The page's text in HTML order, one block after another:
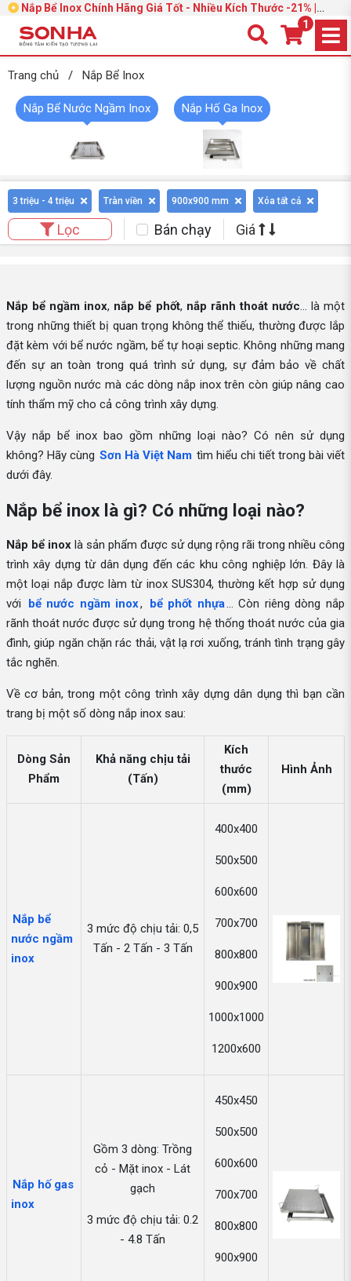
Nắp Bể Inox Chính Hãng Giá Tốt - Nhiều Kích Thước -21% |
1
Trang chủ / Nắp Bể Inox
Nắp Bể Nước Ngầm Inox Nắp Hố Ga Inox
3 triệu - 4 triệu Tràn viền 900x900 mm Xóa tất cả
Lọc Bán chạy Giá
Nắp bể ngầm inox, nắp bể phốt, nắp rãnh thoát nước… là một
trong những thiết bị quan trọng không thể thiếu, thường được lắp
đặt kèm với bể nước ngầm, bể tự hoại septic. Không những mang
đến sự an toàn trong quá trình sử dụng, sự đảm bảo về chất
lượng nguồn nước mà các dòng nắp inox trên còn giúp nâng cao
tính thẩm mỹ cho cả công trình xây dựng.
Vậy nắp bể inox bao gồm những loại nào? Có nên sử dụng
không? Hãy cùng Sơn Hà Việt Nam tìm hiểu chi tiết trong bài viết
dưới đây.
Nắp bể inox là gì? Có những loại nào?
Nắp bể inox là sản phẩm được sử dụng rộng rãi trong nhiều công
trình xây dựng từ dân dụng đến các khu công nghiệp lớn. Đây là
một loại nắp được làm từ inox SUS304, thường kết hợp sử dụng
với
bể nước ngầm inox, bể phốt nhựa… Còn riêng dòng nắp
rãnh thoát nước được sử dụng trong hệ thống thoát nước của gia
đình, giúp ngăn chặn rác thải, vật lạ rơi xuống, tránh tình trạng gây
tắc nghẽn.
Về cơ bản, trong một công trình xây dựng dân dụng thì bạn cần
trang bị một số dòng nắp inox sau:
Dòng Sản
Phẩm
Khả năng chịu tải
(Tấn)
Kích
thước
(mm)
Hình Ảnh
Nắp bể
nước ngầm
inox
3 mức độ chịu tải: 0,5
Tấn - 2 Tấn - 3 Tấn
400x400
500x500
600x600
700x700
800x800
900x900
1000x1000
1200x600
Nắp hố gas
inox
Gồm 3 dòng: Trồng
cỏ - Mặt inox - Lát
gạch
3 mức độ chịu tải: 0.2
- 4.8 Tấn
450x450
500x500
600x600
700x700
800x800
900x900